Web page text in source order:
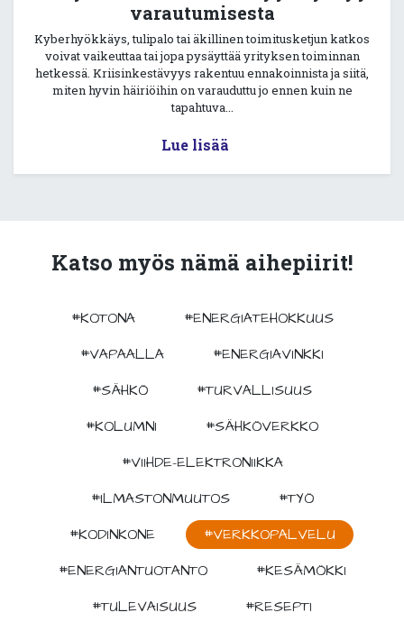
varautumisesta
Kyberhyökkäys, tulipalo tai äkillinen toimitusketjun katkos
voivat vaikeuttaa tai jopa pysäyttää yrityksen toiminnan
hetkessä. Kriisinkestävyys rakentuu ennakoinnista ja siitä,
miten hyvin häiriöihin on varauduttu jo ennen kuin ne
tapahtuva...
Lue lisää
Katso myös nämä aihepiirit!
#KOTONA
#ENERGIATEHOKKUUS
#VAPAALLA
#ENERGIAVINKKI
#SÄHKÖ
#TURVALLISUUS
#KOLUMNI
#SÄHKÖVERKKO
#VIIHDE-ELEKTRONIIKKA
#ILMASTONMUUTOS
#TYÖ
#KODINKONE
#VERKKOPALVELU
#ENERGIANTUOTANTO
#KESÄMÖKKI
#TULEVAISUUS
#RESEPTI